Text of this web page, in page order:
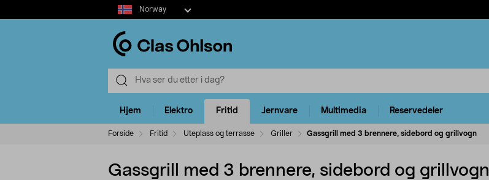
Select
market
Norway
Hjem Elektro Fritid Jernvare Multimedia Reservedeler
Forside Fritid Uteplass og terrasse Griller Gassgrill med 3 brennere, sidebord og grillvogn
Gassgrill med 3 brennere, sidebord og grillvogn